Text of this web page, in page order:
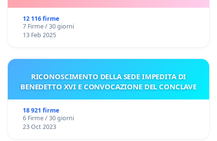
12 116 firme
7 Firme / 30 giorni
13 Feb 2025
RICONOSCIMENTO DELLA SEDE IMPEDITA DI
BENEDETTO XVI E CONVOCAZIONE DEL CONCLAVE
18 921 firme
6 Firme / 30 giorni
23 Oct 2023